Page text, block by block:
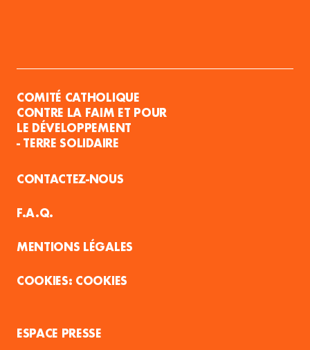
COMITÉ CATHOLIQUE
CONTRE LA FAIM ET POUR
LE DÉVELOPPEMENT
- TERRE SOLIDAIRE
CONTACTEZ-NOUS
F.A.Q.
MENTIONS LÉGALES
COOKIES
ESPACE PRESSE